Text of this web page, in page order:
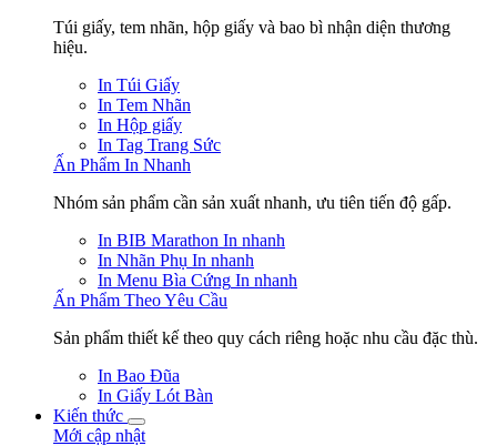
Túi giấy, tem nhãn, hộp giấy và bao bì nhận diện thương
hiệu.
In Túi Giấy
In Tem Nhãn
In Hộp giấy
In Tag Trang Sức
Ấn Phẩm In Nhanh
Nhóm sản phẩm cần sản xuất nhanh, ưu tiên tiến độ gấp.
In BIB Marathon In nhanh
In Nhãn Phụ In nhanh
In Menu Bìa Cứng In nhanh
Ấn Phẩm Theo Yêu Cầu
Sản phẩm thiết kế theo quy cách riêng hoặc nhu cầu đặc thù.
In Bao Đũa
In Giấy Lót Bàn
Kiến thức
Mới cập nhật